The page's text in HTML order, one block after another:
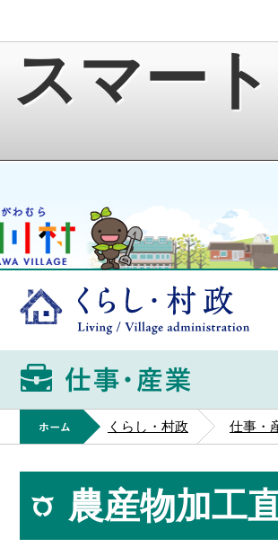
スマー
鮫川村公式ホームページ
ホーム
くらし・村政 仕事・
農産物加工